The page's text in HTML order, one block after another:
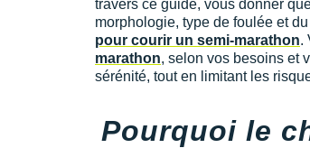
travers ce guide, vous donner
morphologie, type de foulée et
pour courir un semi-marathon.
marathon, selon vos besoins et
sérénité, tout en limitant les
Pourquoi le